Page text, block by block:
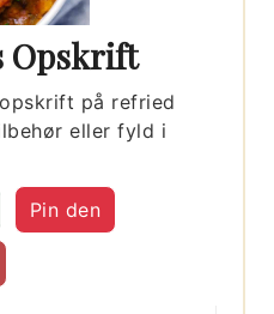
Opskrift
på refried
eller fyld i
Pin den